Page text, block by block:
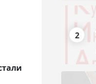
2